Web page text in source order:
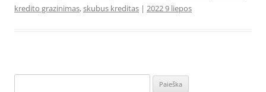
kredito grazinimas,skubus kreditas | 2022 9 liepos